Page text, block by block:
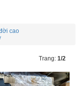
cao
Trang: 1/2